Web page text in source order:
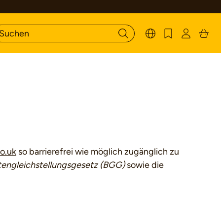
so barrierefrei wie möglich zugänglich zu
(BGG)sowie die